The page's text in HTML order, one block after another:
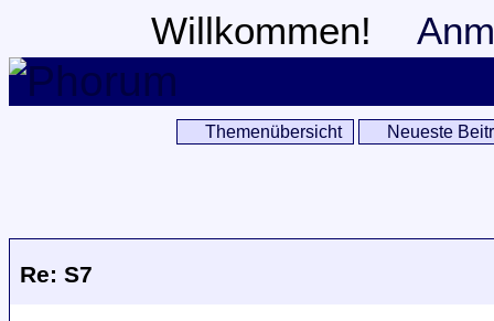
Willkommen!
Themenübersicht Neueste
Re: S7